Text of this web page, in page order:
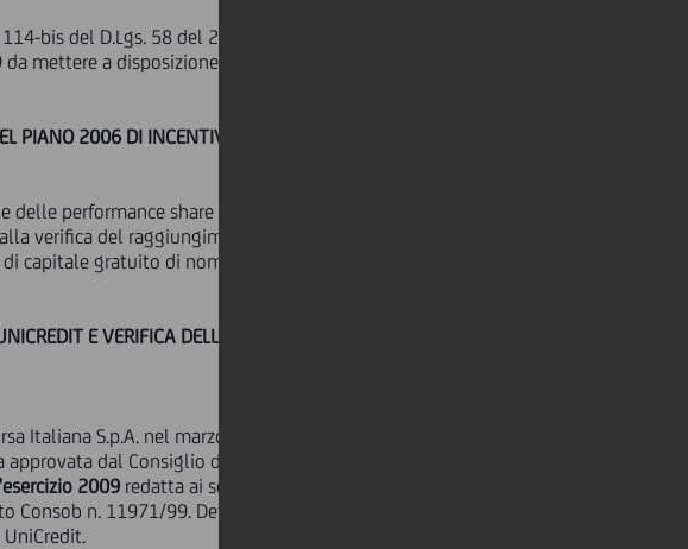
bis del D.Lgs. 58 del 24 febbraio 1998 il
mettere a disposizione del pubblico almeno
PIANO 2006 DI INCENTIVAZIONE A LUNGO TERMINE
performance share promesse nell'ambito del
verifica del raggiungimento degli obiettivi di
capitale gratuito di nominali € 476.721
E VERIFICA DELL'INDIPENDENZA DEGLI
Italiana S.p.A. nel marzo 2006 e sulla base del
dal Consiglio di Amministrazione la
2009 redatta ai sensi dell'art. 123 bis del D.
n. 11971/99. Detta Relazione verrà